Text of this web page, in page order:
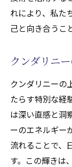
れにより、私た
己と向き合うこ
クンダリニ
クンダリニーの
たらす特別な経
は深い直感と洞
ーのエネルギー
流れることで、
す。この輝きは